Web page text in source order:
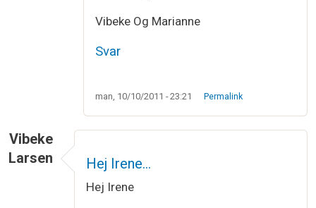
Vibeke Og Marianne
Svar
man, 10/10/2011 - 23:21 Permalink
Vibeke
Larsen
Hej Irene…
Hej Irene